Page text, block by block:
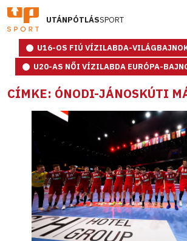
UTÁNPÓTLÁSSPORT
U16-OS FIÚ VÍZILABDA-
U20-AS NŐI VÍZILABDA EURÓPA-
CÍMKE: ÓNODI-JÁNOSKÚTI